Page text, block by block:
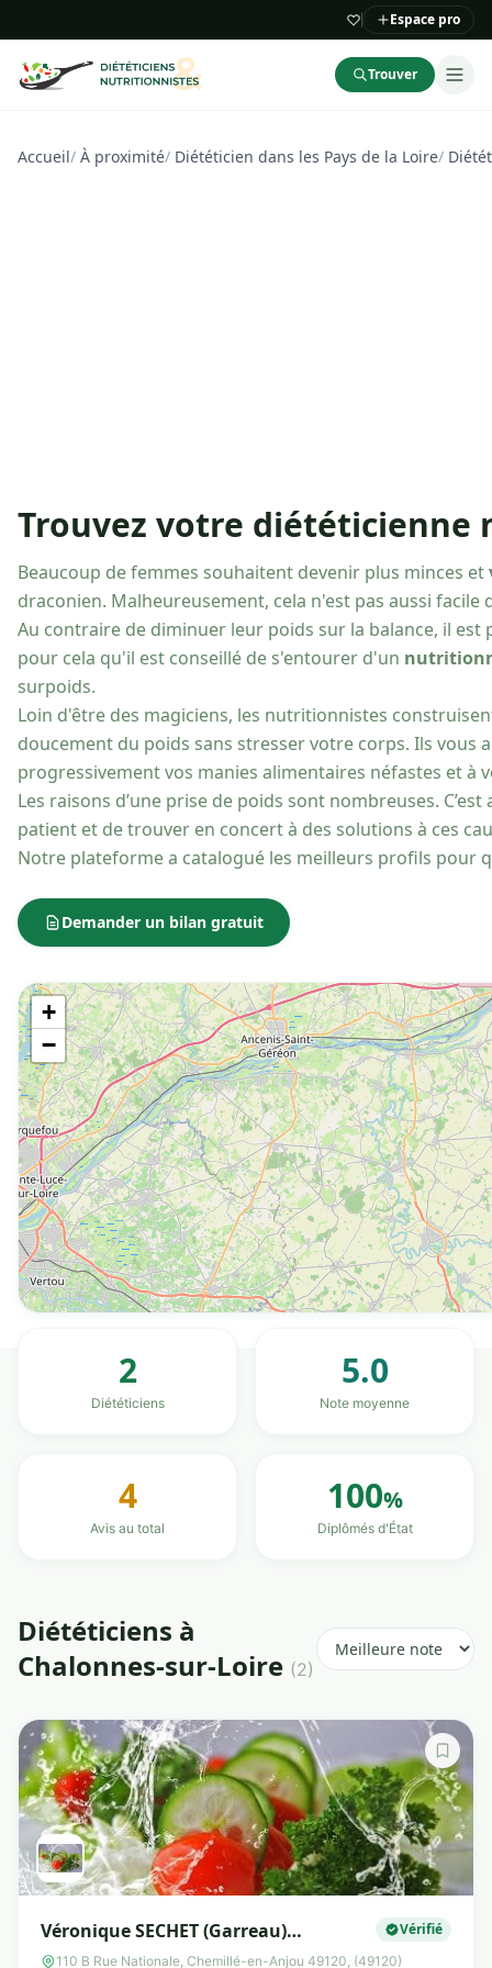
Espace pro
Trouver
Accueil/ À proximité/ Diététicien dans les Pays de la Loire/
Trouvez votre diététicienne
Beaucoup de femmes souhaitent devenir plus minces et
draconien. Malheureusement, cela n'est pas aussi facile
Au contraire de diminuer leur poids sur la balance, il
pour cela qu'il est conseillé de s'entourer d'un
surpoids.
Loin d'être des magiciens, les nutritionnistes
doucement du poids sans stresser votre corps. Ils
progressivement vos manies alimentaires néfastes et à
Les raisons d’une prise de poids sont nombreuses.
patient et de trouver en concert à des solutions à ces
Notre plateforme a catalogué les meilleurs profils pour
Demander un bilan gratuit
+
−
2
Diététiciens
5.0
Note moyenne
4
Avis au total
100%
Diplômés d'État
Diététiciens à
Chalonnes-sur-Loire (2)
Véronique SECHET (Garreau)
Diététicienne-Nutritionniste
Vérifié
110 B Rue Nationale, Chemillé-en-Anjou 49120, (49120)